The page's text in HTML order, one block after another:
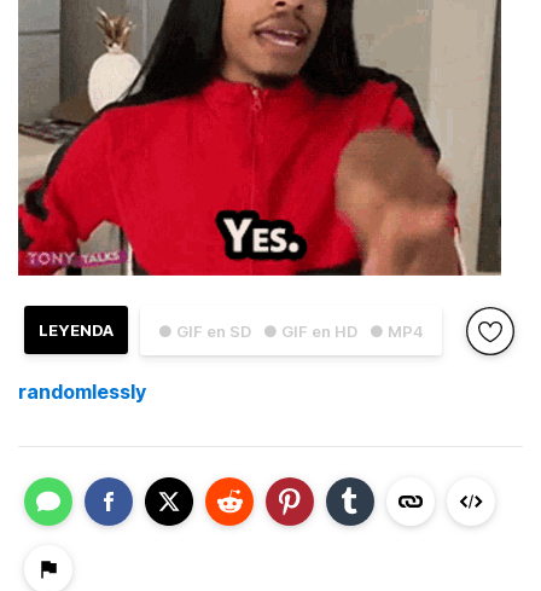
● GIF en SD ● GIF en HD ● MP4
LEYENDA
randomlessly